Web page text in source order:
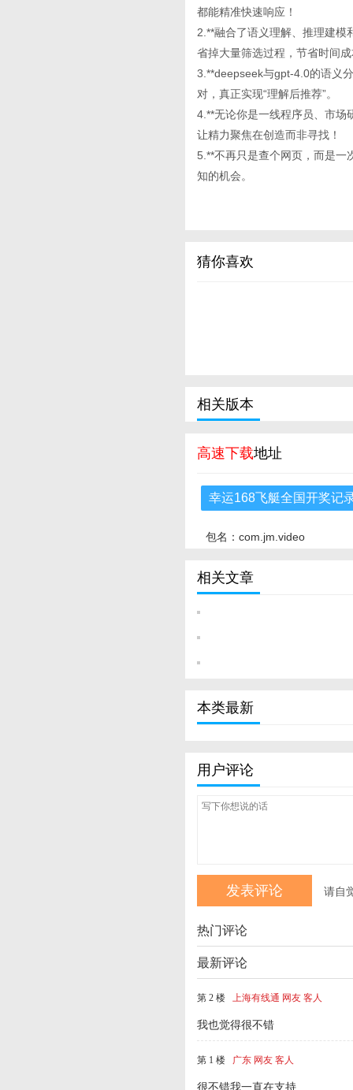
都能精准快速响应！
2.**融合了语义理解、推理建
省掉大量筛选过程，节省时间
3.**deepseek与gpt-4.0的语义
对，真正实现“理解后推荐”。
4.**无论你是一线程序员、市场
让精力聚焦在创造而非寻找！
5.**不再只是查个网页，而是一
知的机会。
猜你喜欢
相关版本
高速下载地址
幸运168飞艇全国开奖记
包名：com.jm.video
相关文章
本类最新
用户评论
请自
热门评论
最新评论
第 2 楼 上海有线通 网友 客人
我也觉得很不错
第 1 楼 广东 网友 客人
很不错我一直在支持